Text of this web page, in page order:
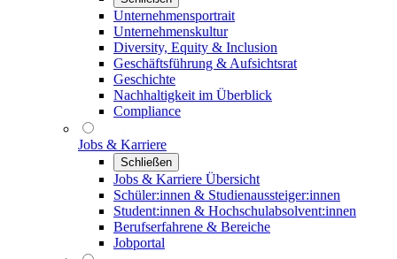
Unternehmensportrait
Unternehmenskultur
Diversity, Equity & Inclusion
Geschäftsführung & Aufsichtsrat
Geschichte
Nachhaltigkeit im Überblick
Compliance
Jobs & Karriere
Schließen
Jobs & Karriere Übersicht
Schüler:innen & Studienaussteiger:innen
Student:innen & Hochschulabsolvent:innen
Berufserfahrene & Bereiche
Jobportal